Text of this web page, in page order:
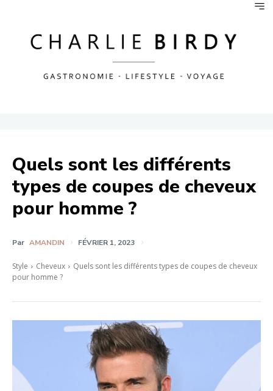
Quels sont les différents
types de coupes de cheveux
pour homme ?
Par AMANDIN FÉVRIER 1, 2023
Style Cheveux
Quels sont les différents types de coupes de cheveux
pour homme ?